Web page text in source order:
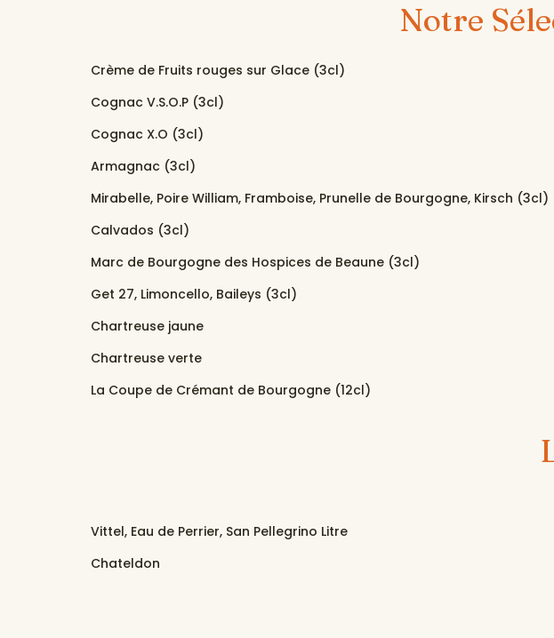
Notre
Crème de Fruits rouges sur Glace (3cl)
Cognac V.S.O.P (3cl)
Cognac X.O (3cl)
Armagnac (3cl)
Mirabelle, Poire William, Framboise, Prunelle de Bourgogne, Kirsch (3cl)
Calvados (3cl)
Marc de Bourgogne des Hospices de Beaune (3cl)
Get 27, Limoncello, Baileys (3cl)
Chartreuse jaune
Chartreuse verte
La Coupe de Crémant de Bourgogne (12cl)
Vittel, Eau de Perrier, San Pellegrino Litre
Chateldon